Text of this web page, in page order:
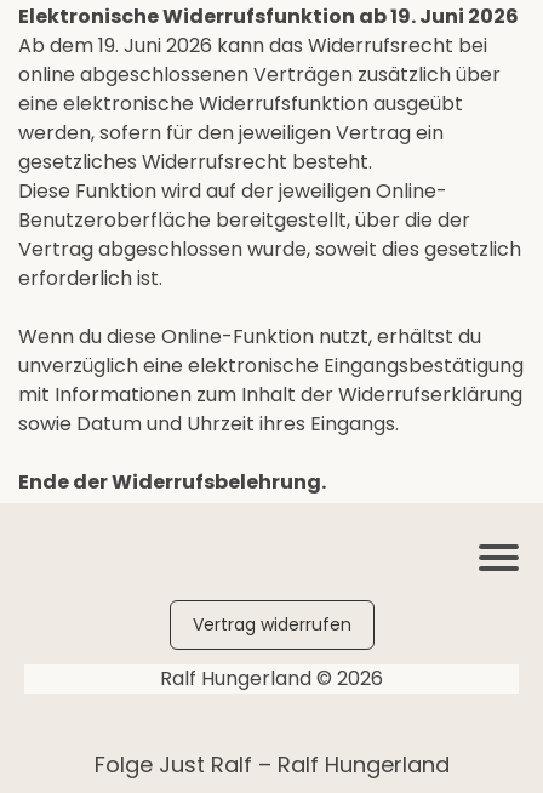
Elektronische Widerrufsfunktion ab 19. Juni 2026
Ab dem 19. Juni 2026 kann das Widerrufsrecht bei
online abgeschlossenen Verträgen zusätzlich über
eine elektronische Widerrufsfunktion ausgeübt
werden, sofern für den jeweiligen Vertrag ein
gesetzliches Widerrufsrecht besteht.
Diese Funktion wird auf der jeweiligen Online-
Benutzeroberfläche bereitgestellt, über die der
Vertrag abgeschlossen wurde, soweit dies gesetzlich
erforderlich ist.
Wenn du diese Online-Funktion nutzt, erhältst du
unverzüglich eine elektronische Eingangsbestätigung
mit Informationen zum Inhalt der Widerrufserklärung
sowie Datum und Uhrzeit ihres Eingangs.
Ende der Widerrufsbelehrung.
Vertrag widerrufen
Ralf Hungerland © 2026
Folge Just Ralf – Ralf Hungerland